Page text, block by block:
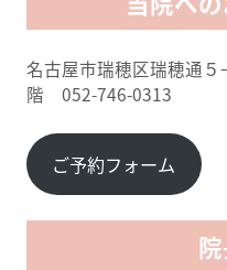
名古屋市瑞穂区瑞穂通
階 052-746-0313
ご予約フォーム